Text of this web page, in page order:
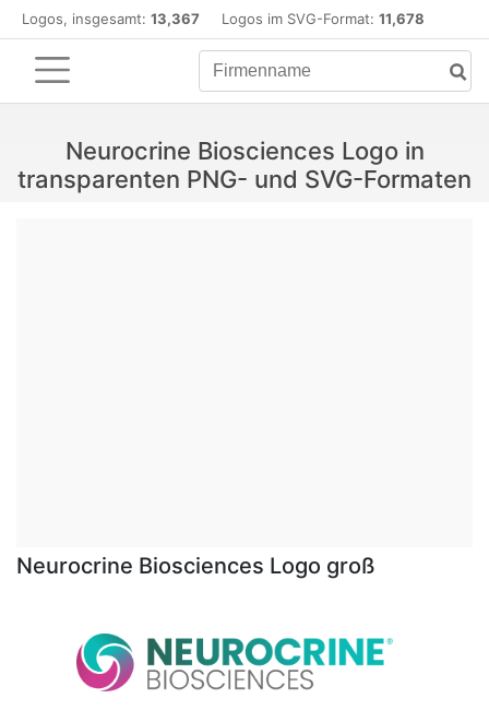
Logos, insgesamt: 13,367 Logos im SVG-Format: 11,678
Neurocrine Biosciences Logo in
transparenten PNG- und SVG-Formaten
Neurocrine Biosciences Logo groß